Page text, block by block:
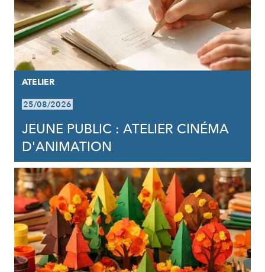
ATELIER
25/08/2026
JEUNE PUBLIC : ATELIER CINÉMA
D'ANIMATION